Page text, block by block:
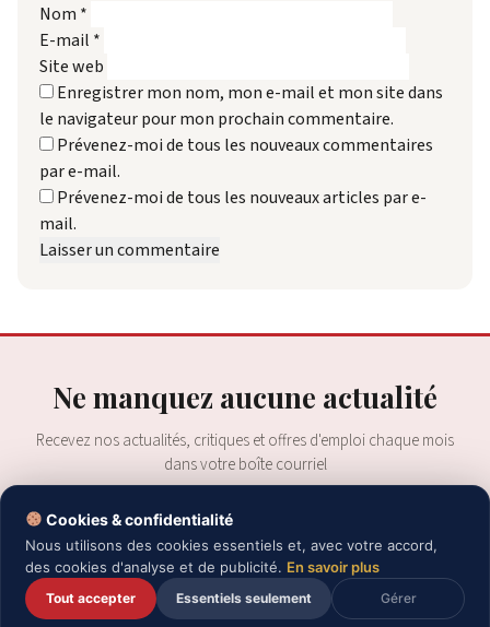
Nom *
E-mail *
Site web
Enregistrer mon nom, mon e-mail et mon site dans
le navigateur pour mon prochain commentaire.
Prévenez-moi de tous les nouveaux commentaires
par e-mail.
Prévenez-moi de tous les nouveaux articles par e-
mail.
Ne manquez aucune actualité
Recevez nos actualités, critiques et offres d'emploi chaque mois
dans votre boîte courriel
S'ABONNER
Cookies & confidentialité
Nous utilisons des cookies essentiels et, avec votre accord,
des cookies d'analyse et de publicité. En savoir plus
Tout accepter Essentiels seulement Gérer